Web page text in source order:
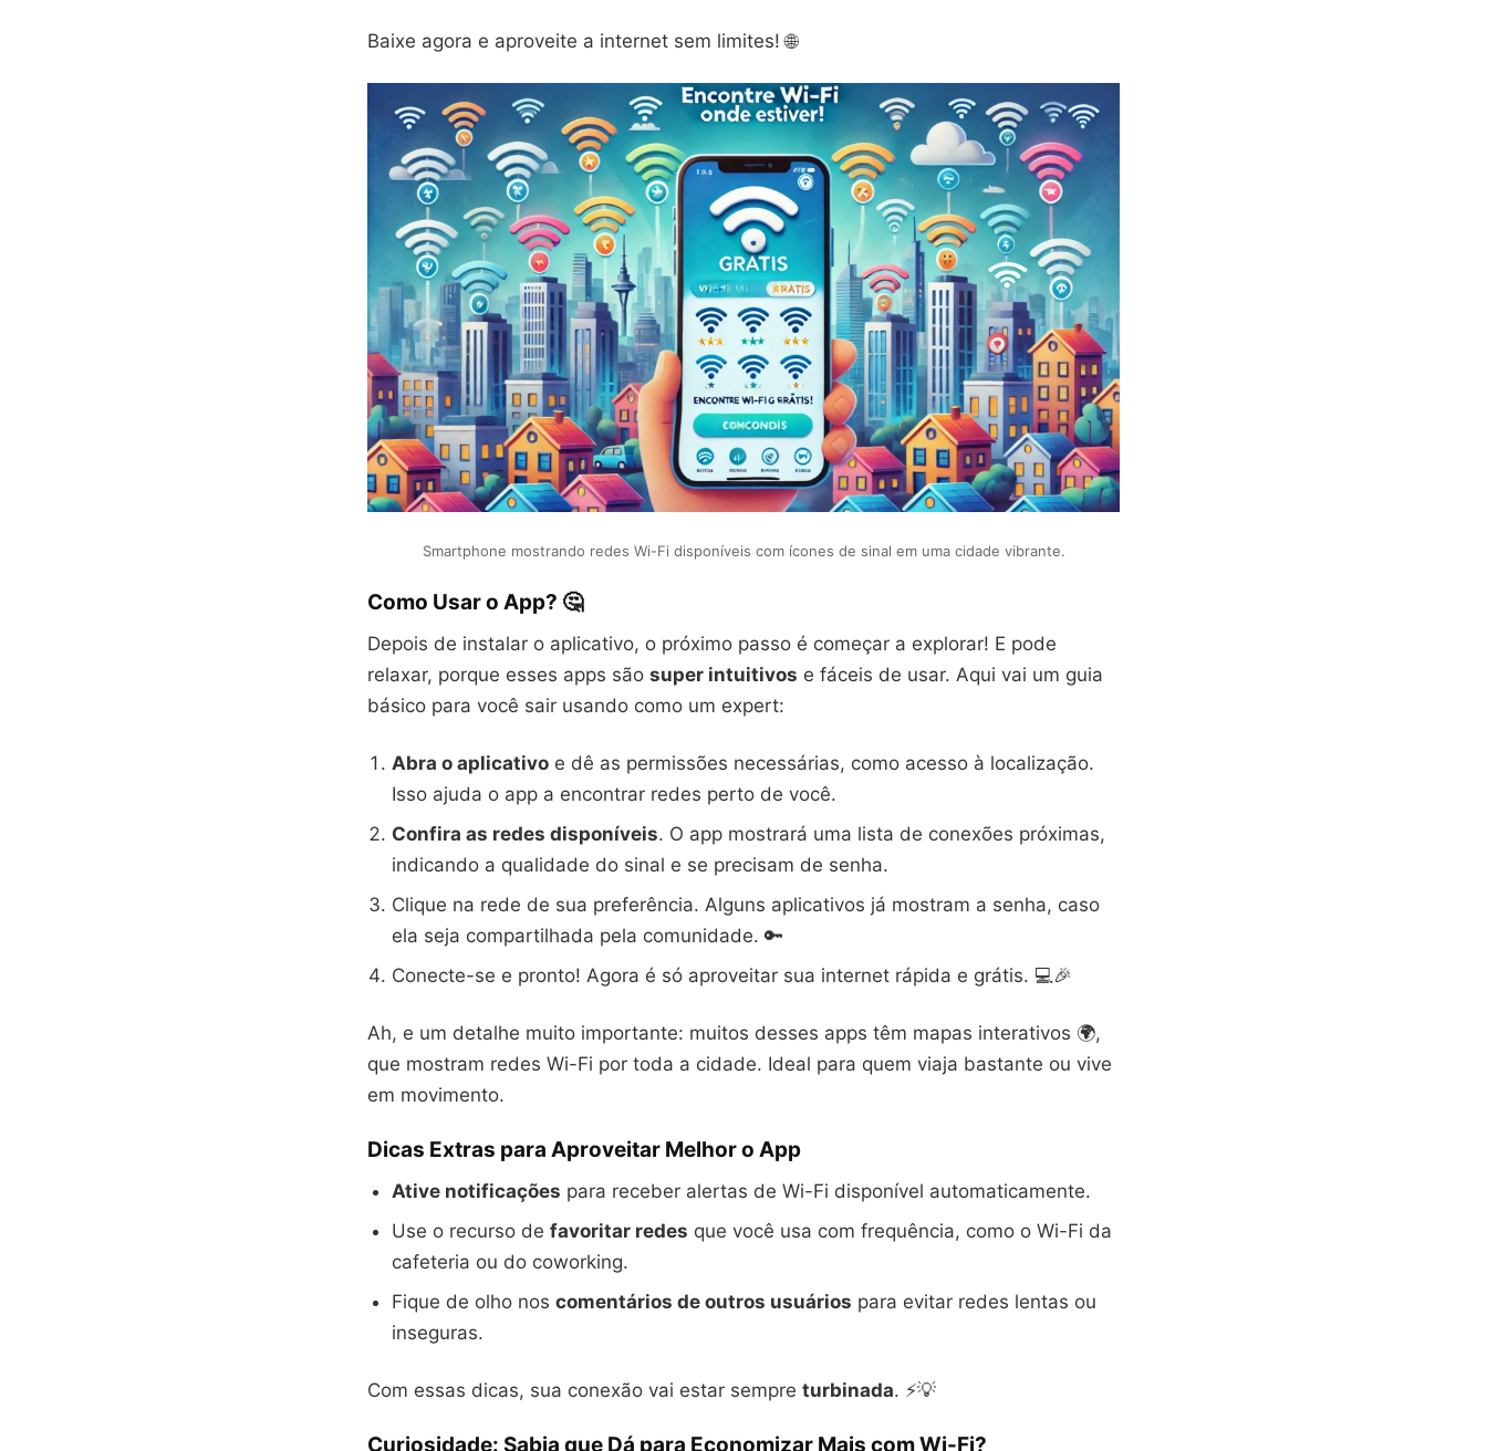
Baixe agora e aproveite a internet sem limites! 🌐
Smartphone mostrando redes Wi-Fi disponíveis com ícones de sinal em uma cidade vibrante.
Como Usar o App? 🤔
Depois de instalar o aplicativo, o próximo passo é começar a explorar! E pode
relaxar, porque esses apps são super intuitivos e fáceis de usar. Aqui vai um guia
básico para você sair usando como um expert:
Abra o aplicativo e dê as permissões necessárias, como acesso à localização.
Isso ajuda o app a encontrar redes perto de você.
Confira as redes disponíveis. O app mostrará uma lista de conexões próximas,
indicando a qualidade do sinal e se precisam de senha.
Clique na rede de sua preferência. Alguns aplicativos já mostram a senha, caso
ela seja compartilhada pela comunidade. 🔑
Conecte-se e pronto! Agora é só aproveitar sua internet rápida e grátis. 💻🎉
Ah, e um detalhe muito importante: muitos desses apps têm mapas interativos 🌍,
que mostram redes Wi-Fi por toda a cidade. Ideal para quem viaja bastante ou vive
em movimento.
Dicas Extras para Aproveitar Melhor o App
Ative notificações para receber alertas de Wi-Fi disponível automaticamente.
Use o recurso de favoritar redes que você usa com frequência, como o Wi-Fi da
cafeteria ou do coworking.
Fique de olho nos comentários de outros usuários para evitar redes lentas ou
inseguras.
Com essas dicas, sua conexão vai estar sempre turbinada. ⚡💡
Curiosidade: Sabia que Dá para Economizar Mais com Wi-Fi?